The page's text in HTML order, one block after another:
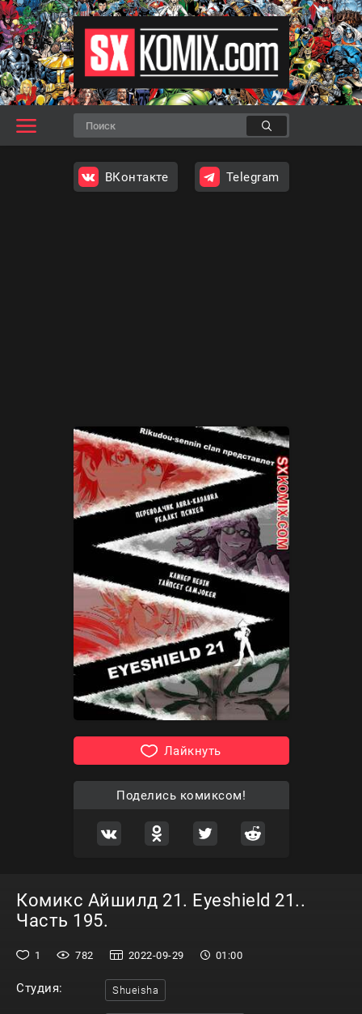
ВКонтакте Telegram
Лайкнуть
Поделись комиксом!
Комикс Айшилд 21. Eyeshield 21..
Часть 195.
1 782 2022-09-29 01:00
Студия: Shueisha